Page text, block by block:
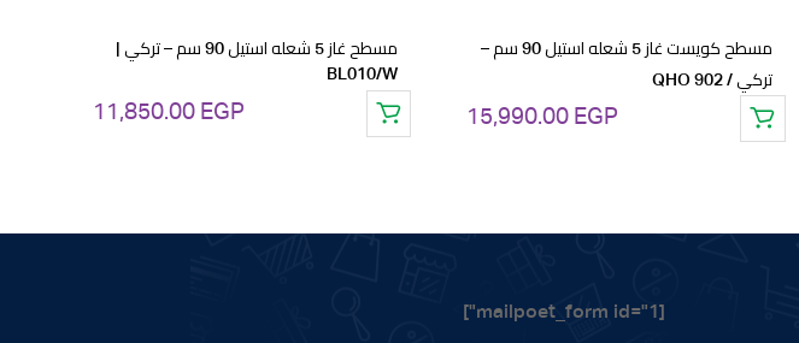
مسطح كويست غاز 5 شعله استيل 90 سم –
تركي / QHO 902
15,990.00 EGP
مسطح غاز 5 شعله استيل 90 سم – تركي |
BL010/W
11,850.00 EGP
[mailpoet_form id="1"]